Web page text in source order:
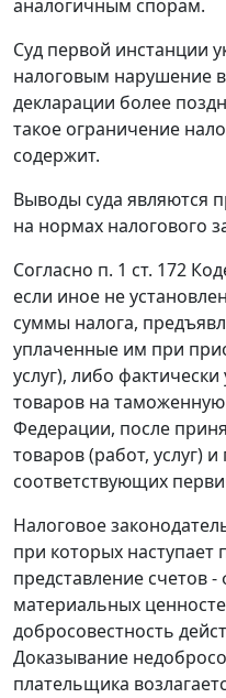
аналогичным спорам.
Суд первой инстанции
налоговым нарушение
декларации более
такое ограничение
содержит.
Выводы суда являются
на нормах налогового
Согласно п. 1 ст. 172
если иное не
суммы налога,
уплаченные им при
услуг), либо
товаров на
Федерации, после
товаров (работ, услуг)
соответствующих
Налоговое
при которых
представление счетов
материальных
добросовестность
Доказывание
плательщика